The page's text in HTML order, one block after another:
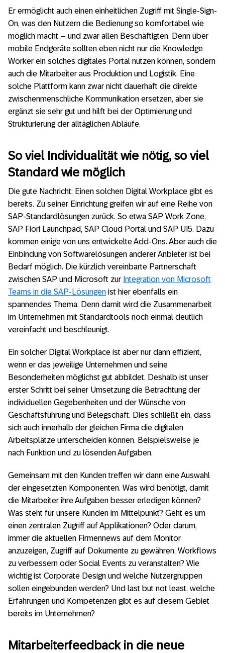
Er ermöglicht auch einen einheitlichen Zugriff mit Single-Sign-
On, was den Nutzern die Bedienung so komfortabel wie
möglich macht – und zwar allen Beschäftigten. Denn über
mobile Endgeräte sollten eben nicht nur die Knowledge
Worker ein solches digitales Portal nutzen können, sondern
auch die Mitarbeiter aus Produktion und Logistik. Eine
solche Plattform kann zwar nicht dauerhaft die direkte
zwischenmenschliche Kommunikation ersetzen, aber sie
ergänzt sie sehr gut und hilft bei der Optimierung und
Strukturierung der alltäglichen Abläufe.
So viel Individualität wie nötig, so viel
Standard wie möglich
Die gute Nachricht: Einen solchen Digital Workplace gibt es
bereits. Zu seiner Einrichtung greifen wir auf eine Reihe von
SAP-Standardlösungen zurück. So etwa SAP Work Zone,
SAP Fiori Launchpad, SAP Cloud Portal und SAP UI5. Dazu
kommen einige von uns entwickelte Add-Ons. Aber auch die
Einbindung von Softwarelösungen anderer Anbieter ist bei
Bedarf möglich. Die kürzlich vereinbarte Partnerschaft
zwischen SAP und Microsoft zur Integration von Microsoft
Teams in die SAP-Lösungen ist hier ebenfalls ein
spannendes Thema. Denn damit wird die Zusammenarbeit
im Unternehmen mit Standardtools noch einmal deutlich
vereinfacht und beschleunigt.
Ein solcher Digital Workplace ist aber nur dann effizient,
wenn er das jeweilige Unternehmen und seine
Besonderheiten möglichst gut abbildet. Deshalb ist unser
erster Schritt bei seiner Umsetzung die Betrachtung der
individuellen Gegebenheiten und der Wünsche von
Geschäftsführung und Belegschaft. Dies schließt ein, dass
sich auch innerhalb der gleichen Firma die digitalen
Arbeitsplätze unterscheiden können. Beispielsweise je
nach Funktion und zu lösenden Aufgaben.
Gemeinsam mit den Kunden treffen wir dann eine Auswahl
der eingesetzten Komponenten. Was wird benötigt, damit
die Mitarbeiter ihre Aufgaben besser erledigen können?
Was steht für unsere Kunden im Mittelpunkt? Geht es um
einen zentralen Zugriff auf Applikationen? Oder darum,
immer die aktuellen Firmennews auf dem Monitor
anzuzeigen, Zugriff auf Dokumente zu gewähren, Workflows
zu verbessern oder Social Events zu veranstalten? Wie
wichtig ist Corporate Design und welche Nutzergruppen
sollen eingebunden werden? Und last but not least, welche
Erfahrungen und Kompetenzen gibt es auf diesem Gebiet
bereits im Unternehmen?
Mitarbeiterfeedback in die neue